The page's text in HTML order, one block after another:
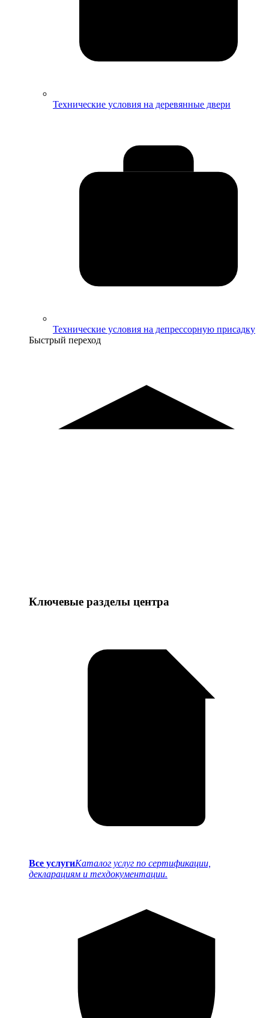
Технические условия на деревянные двери
Технические условия на депрессорную присадку
Быстрый переход
Ключевые разделы центра
Все услугиКаталог услуг по сертификации,
декларациям и техдокументации.